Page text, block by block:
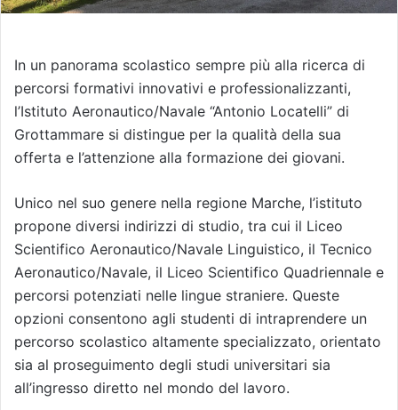
In un panorama scolastico sempre più alla ricerca di
percorsi formativi innovativi e professionalizzanti,
l’Istituto Aeronautico/Navale “Antonio Locatelli” di
Grottammare si distingue per la qualità della sua
offerta e l’attenzione alla formazione dei giovani.
Unico nel suo genere nella regione Marche, l’istituto
propone diversi indirizzi di studio, tra cui il Liceo
Scientifico Aeronautico/Navale Linguistico, il Tecnico
Aeronautico/Navale, il Liceo Scientifico Quadriennale e
percorsi potenziati nelle lingue straniere. Queste
opzioni consentono agli studenti di intraprendere un
percorso scolastico altamente specializzato, orientato
sia al proseguimento degli studi universitari sia
all’ingresso diretto nel mondo del lavoro.